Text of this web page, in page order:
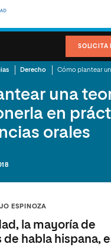
SOLICITA
Derecho
una
en
orales
ESPINOZA
la mayoría de
de habla hispana,